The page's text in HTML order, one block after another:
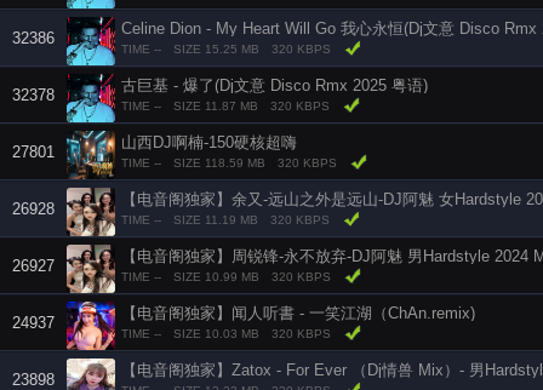
32386
Celine Dion - My Heart Will Go 我心永恒(Dj文意 Disco Rmx
TIME -- SIZE 15.25 MB 320 KBPS
32378
古巨基 - 爆了(Dj文意 Disco Rmx 2025 粤语)
TIME -- SIZE 11.87 MB 320 KBPS
27801
山西DJ啊楠-150硬核超嗨
TIME -- SIZE 118.59 MB 320 KBPS
26928
【电音阁独家】余又-远山之外是远山-DJ阿魅 女Hardstyle
TIME -- SIZE 11.19 MB 320 KBPS
26927
【电音阁独家】周锐锋-永不放弃-DJ阿魅 男Hardstyle 2024
TIME -- SIZE 10.99 MB 320 KBPS
24937
【电音阁独家】闻人听書 - 一笑江湖（ChAn.remix)
TIME -- SIZE 10.03 MB 320 KBPS
23898
【电音阁独家】Zatox - For Ever （Dj情兽 Mix）- 男